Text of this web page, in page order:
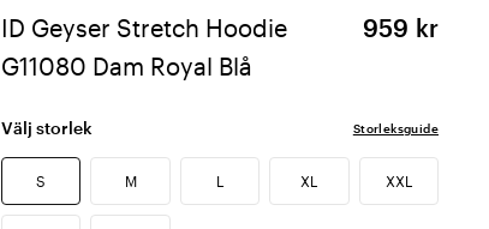
ID Geyser Stretch Hoodie
G11080 Dam Royal Blå
959 kr
Välj storlek Storleksguide
S M L XL XXL